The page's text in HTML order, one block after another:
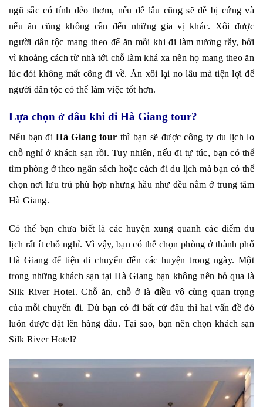
ngũ sắc có tính dẻo thơm, nếu để lâu cũng sẽ dễ bị cứng và
nếu ăn cũng không cần đến những gia vị khác. Xôi được
người dân tộc mang theo để ăn mỗi khi đi làm nương rẫy, bởi
vì khoảng cách từ nhà tới chỗ làm khá xa nên họ mang theo ăn
lúc đói không mất công đi về. Ăn xôi lại no lâu mà tiện lợi để
người dân tộc có thể làm việc tốt hơn.
Lựa chọn ở đâu khi đi Hà Giang tour?
Nếu bạn điHà Giang tour thì bạn sẽ được công ty du lịch lo
chỗ nghỉ ở khách sạn rồi. Tuy nhiên, nếu đi tự túc, bạn có thể
tìm phòng ở theo ngân sách hoặc cách đi du lịch mà bạn có thể
chọn nơi lưu trú phù hợp nhưng hầu như đều nằm ở trung tâm
Hà Giang.
Có thể bạn chưa biết là các huyện xung quanh các điểm du
lịch rất ít chỗ nghỉ. Vì vậy, bạn có thể chọn phòng ở thành phố
Hà Giang để tiện di chuyển đến các huyện trong ngày. Một
trong những khách sạn tại Hà Giang bạn không nên bỏ qua là
Silk River Hotel. Chỗ ăn, chỗ ở là điều vô cùng quan trọng
của mỗi chuyến đi. Dù bạn có đi bất cứ đâu thì hai vấn đề đó
luôn được đặt lên hàng đầu. Tại sao, bạn nên chọn khách sạn
Silk River Hotel?